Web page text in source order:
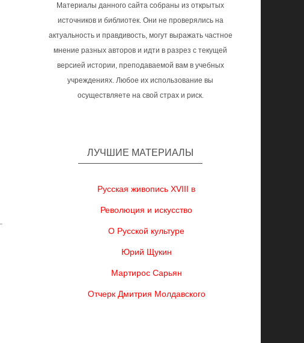
Материалы данного сайта собраны из открытых
источников и библиотек. Они не проверялись на
актуальность и правдивость, могут выражать частное
мнение разных авторов и идти в разрез с текущей
версией истории, преподаваемой вам в учебных
учреждениях. Любое их использование вы
осуществляете на свой страх и риск.
ЛУЧШИЕ МАТЕРИАЛЫ
Русская живопись XVIII в
Революция и искусство
О Русской культуре
Юрий Щукин
Мартирос Сарьян
Отчерк Дмитрия Молдавского